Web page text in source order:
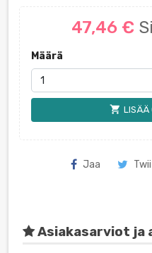
47,46 €
Määrä
shopping_cart LISÄÄ
Jaa
Asiakasarviot ja